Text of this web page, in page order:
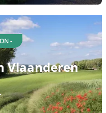
-
Vlaanderen